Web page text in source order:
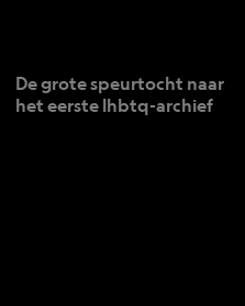
De grote speurtocht naar
het eerste lhbtq-archief